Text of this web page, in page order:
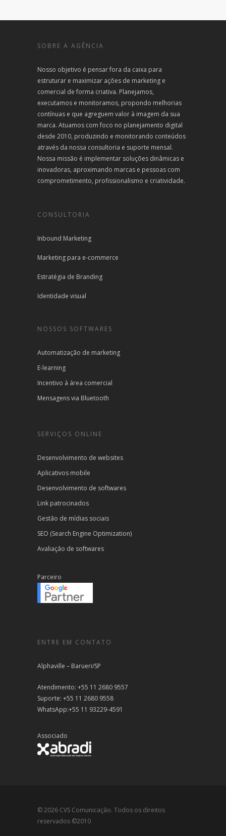
SOBRE A AGÊNCIA
Nosso objetivo é pensar fora da caixa para
estruturar e maximizar ações de marketing e
comercial de forma criativa. Planejamos,
executamos e monitoramos, propondo melhorias
contínuas e que agreguem valor à imagem da sua
marca. Atuamos com foco no planejamento digital
desde 2010, produzindo e monitorando conteúdos
através da nossa consultoria e suporte mensal.
Nossa missão é implementar soluções dinâmicas e
inovadoras, aproximando marcas e pessoas com
comprometimento, profissionalismo e criatividade.
CONSULTORIA
Inbound Marketing
Marketing para e-commerce
Estratégia de Branding
Identidade visual
NOSSOS SOFTWARES
Automatização de marketing
E-learning
Incentivo à área comercial
Mensagens via Bluetooth
SERVIÇOS ONLINE
Desenvolvimento de websites
Aplicativos mobile
Desenvolvimento de softwares
Link patrocinados
Gestão de mídias sociais
SEO (Search Engine Optimization)
Avaliação de softwares
Parceiro
ENTRE EM CONTATO
Alphaville – Barueri/SP
Atendimento: +55 11 2680 9557
Suporte: +55 11 2680 9558
WhatsApp:+55 11 93229-4591
Associado
© 2026 CVS Comunicação. Todos os direitos
reservados ©2010